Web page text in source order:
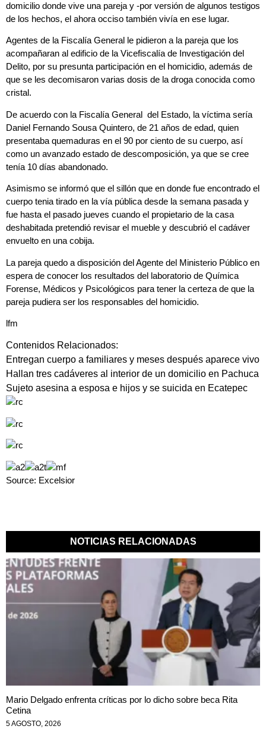
domicilio donde vive una pareja y -por versión de algunos testigos
de los hechos, el ahora occiso también vivía en ese lugar.
Agentes de la Fiscalía General le pidieron a la pareja que los
acompañaran al edificio de la Vicefiscalía de Investigación del
Delito, por su presunta participación en el homicidio, además de
que se les decomisaron varias dosis de la droga conocida como
cristal.
De acuerdo con la Fiscalía General del Estado, la víctima sería
Daniel Fernando Sousa Quintero, de 21 años de edad, quien
presentaba quemaduras en el 90 por ciento de su cuerpo, así
como un avanzado estado de descomposición, ya que se cree
tenía 10 días abandonado.
Asimismo se informó que el sillón que en donde fue encontrado el
cuerpo tenia tirado en la vía pública desde la semana pasada y
fue hasta el pasado jueves cuando el propietario de la casa
deshabitada pretendió revisar el mueble y descubrió el cadáver
envuelto en una cobija.
La pareja quedo a disposición del Agente del Ministerio Público en
espera de conocer los resultados del laboratorio de Química
Forense, Médicos y Psicológicos para tener la certeza de que la
pareja pudiera ser los responsables del homicidio.
lfm
Contenidos Relacionados:
Entregan cuerpo a familiares y meses después aparece vivo
Hallan tres cadáveres al interior de un domicilio en Pachuca
Sujeto asesina a esposa e hijos y se suicida en Ecatepec
Source: Excelsior
NOTICIAS RELACIONADAS
Mario Delgado enfrenta críticas por lo dicho sobre beca Rita
Cetina
5 AGOSTO, 2026